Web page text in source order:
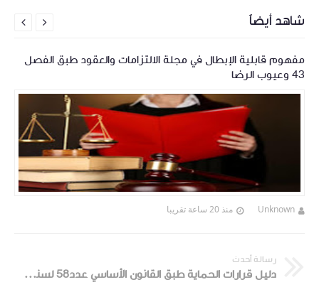
شاهد أيضاً
مفهوم قابلية الإبطال في مجلة الالتزامات والعقود طبق الفصل
43 وعيوب الرضا
Unknown منذ 20 ساعة تقريبا


رسالة أحدث
دليل قرارات الحماية طبق القانون الأساسي عدد58 لسنة 2017 المتعلق بالقضاء بالعنف ضد المرأة